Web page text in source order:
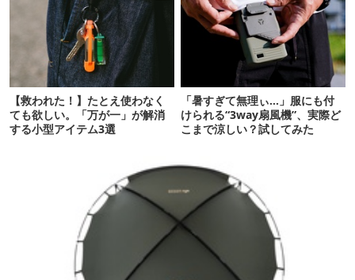
【救われた！】たとえ使わなく
ても欲しい。「万が一」が解消
する小型アイテム3選
「暑すぎて無理ぃ…」服にも付
けられる“3way扇風機”、実際ど
こまで涼しい？試してみた